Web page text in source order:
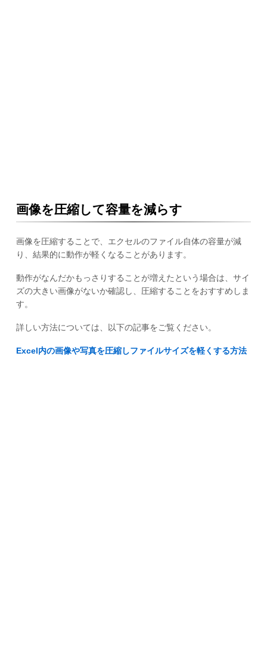
画像を圧縮して容量を減らす
画像を圧縮することで、エクセルのファイル自体の容量が減
り、結果的に動作が軽くなることがあります。
動作がなんだかもっさりすることが増えたという場合は、サイ
ズの大きい画像がないか確認し、圧縮することをおすすめしま
す。
詳しい方法については、以下の記事をご覧ください。
Excel内の画像や写真を圧縮しファイルサイズを軽くする方法